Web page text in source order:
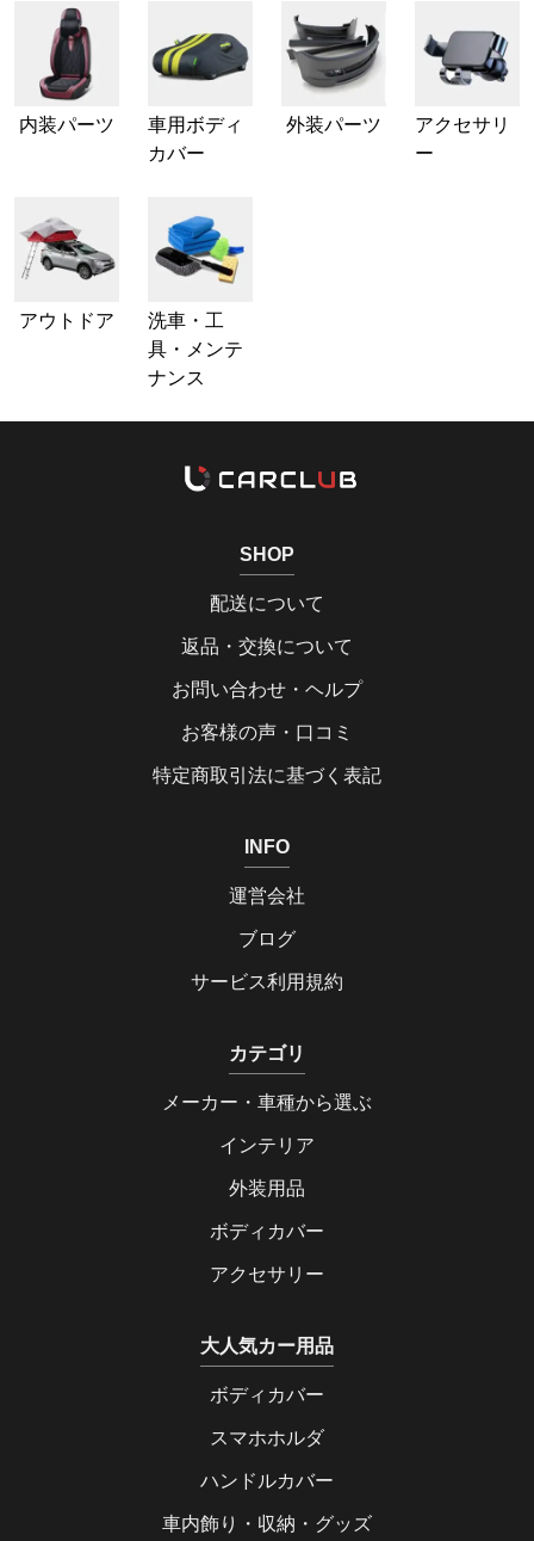
内装パーツ
車用ボディ
カバー
外装パーツ
アクセサリ
ー
アウトドア
洗車・工
具・メンテ
ナンス
SHOP
配送について
返品・交換について
お問い合わせ・ヘルプ
お客様の声・口コミ
特定商取引法に基づく表記
INFO
運営会社
ブログ
サービス利用規約
カテゴリ
メーカー・車種から選ぶ
インテリア
外装用品
ボディカバー
アクセサリー
大人気カー用品
ボディカバー
スマホホルダ
ハンドルカバー
車内飾り・収納・グッズ